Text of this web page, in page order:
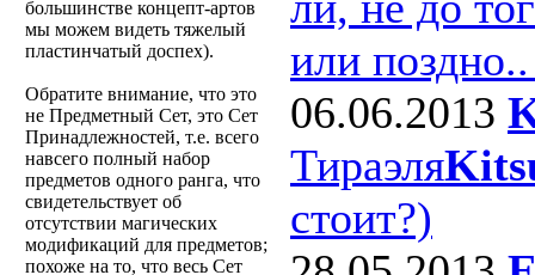
большинстве концепт-артов
мы можем видеть тяжелый
пластинчатый доспех).
Обратите внимание, что это
не Предметный Сет, это Сет
Принадлежностей, т.е. всего
навсего полный набор
предметов одного ранга, что
свидетельствует об
отсутствии магических
модификаций для предметов;
похоже на то, что весь Сет
или
06.06.2013
Тираэля
стоит?)